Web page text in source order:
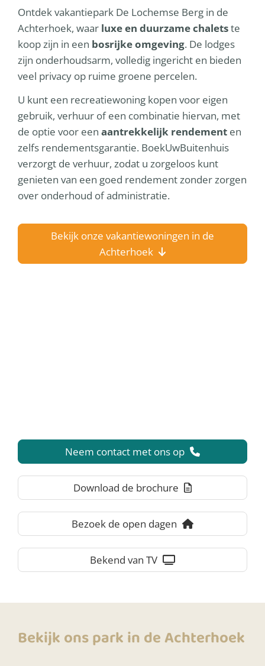
Ontdek vakantiepark De Lochemse Berg in de
Achterhoek, waar luxe en duurzame chaletste
koop zijn in een bosrijke omgeving. De lodges
zijn onderhoudsarm, volledig ingericht en bieden
veel privacy op ruime groene percelen.
U kunt een recreatiewoning kopen voor eigen
gebruik, verhuur of een combinatie hiervan, met
de optie voor eenaantrekkelijk rendement en
zelfs rendementsgarantie. BoekUwBuitenhuis
verzorgt de verhuur, zodat u zorgeloos kunt
genieten van een goed rendement zonder zorgen
over onderhoud of administratie.
Bekijk onze vakantiewoningen in de
Achterhoek
Neem contact met ons op
Download de brochure
Bezoek de open dagen
Bekend van TV
Bekijk ons park in de Achterhoek